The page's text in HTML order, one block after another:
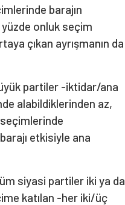
barajın
onluk seçim
çıkan ayrışmanın da
partiler -iktidar/ana
alabildiklerinden az,
etkisiyle ana
siyasi partiler iki ya da
katılan -her iki/üç